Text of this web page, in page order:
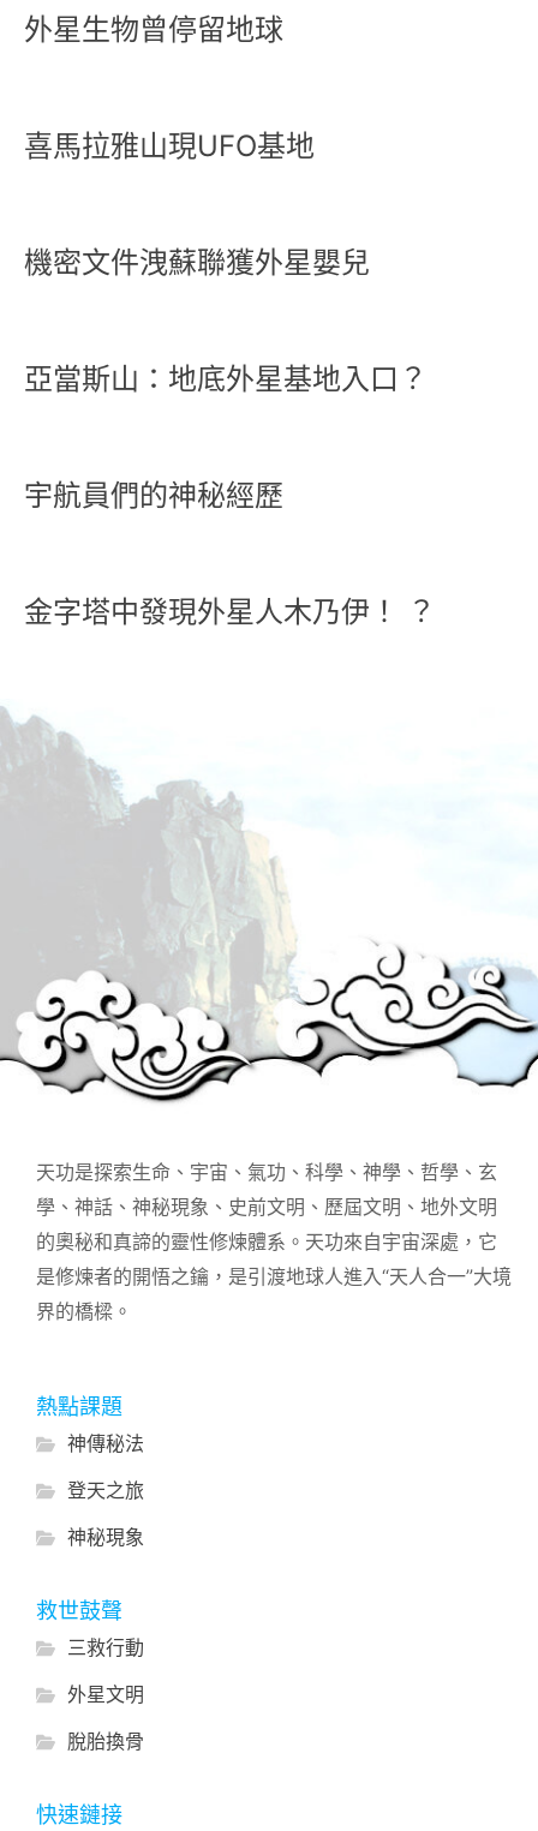
外星生物曾停留地球
喜馬拉雅山現UFO基地
機密文件洩蘇聯獲外星嬰兒
亞當斯山：地底外星基地入口？
宇航員們的神秘經歷
金字塔中發現外星人木乃伊！ ？
天功是探索生命、宇宙、氣功、科學、神學、哲學、玄
學、神話、神秘現象、史前文明、歷屆文明、地外文明
的奧秘和真諦的靈性修煉體系。天功來自宇宙深處，它
是修煉者的開悟之鑰，是引渡地球人進入“天人合一”大境
界的橋樑。
熱點課題
神傳秘法
登天之旅
神秘現象
救世鼓聲
三救行動
外星文明
脫胎換骨
快速鏈接